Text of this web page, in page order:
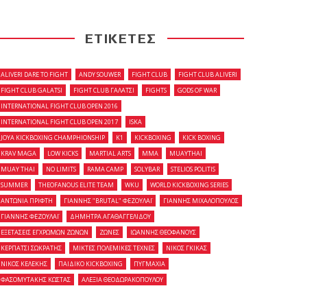
ΕΤΙΚΕΤΕΣ
ALIVERI DARE TO FIGHT ANDY SOUWER FIGHT CLUB
FIGHT CLUB ALIVERI
FIGHT CLUB GALATSI
FIGHT CLUB ΓΑΛΑΤΣΙ FIGHTS
GODS OF WAR
INTERNATIONAL FIGHT CLUB OPEN 2016
INTERNATIONAL FIGHT CLUB OPEN 2017
ISKA
JOYA KICKBOXING CHAMPHIONSHIP
K1 KICKBOXING
KICK BOXING
KRAV MAGA
LOW KICKS MARTIAL ARTS MMA
MUAYTHAI
MUAY THAI
NO LIMITS RAMA CAMP SOLYBAR
STELIOS POLITIS
SUMMER
THEOFANOUS ELITE TEAM WKU
WORLD KICKBOXING SERIES
ΑΝΤΩΝΙΑ ΠΡΙΦΤΗ
ΓΙΑΝΝΗΣ "BRUTAL" ΦΕΖΟΥΛΑΪ
ΓΙΑΝΝΗΣ ΜΙΧΑΛΟΠΟΥΛΟΣ
ΓΙΑΝΝΗΣ ΦΕΖΟΥΛΑΪ
ΔΗΜΗΤΡΑ ΑΓΑΘΑΓΓΕΛΙΔΟΥ
ΕΞΕΤΑΣΕΙΣ ΕΓΧΡΩΜΩΝ ΖΩΝΩΝ
ΖΩΝΕΣ
ΙΩΑΝΝΗΣ ΘΕΟΦΑΝΟΥΣ
ΚΕΡΠΑΤΣΙ ΣΩΚΡΑΤΗΣ
ΜΙΚΤΕΣ ΠΟΛΕΜΙΚΕΣ ΤΕΧΝΕΣ
ΝΙΚΟΣ ΓΚΙΚΑΣ
ΝΙΚΟΣ ΚΕΛΕΚΗΣ
ΠΑΙΔΙΚΟ KICKBOXING
ΠΥΓΜΑΧΙΑ
ΦΑΣΟΜΥΤΑΚΗΣ ΚΩΣΤΑΣ
ΑΛΕΞΙΑ ΘΕΟΔΩΡΑΚΟΠΟΥΛΟΥ